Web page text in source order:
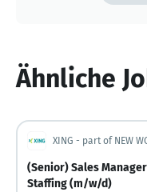
Ähnliche
(Senior) Sales
Staffing (m/w/d)